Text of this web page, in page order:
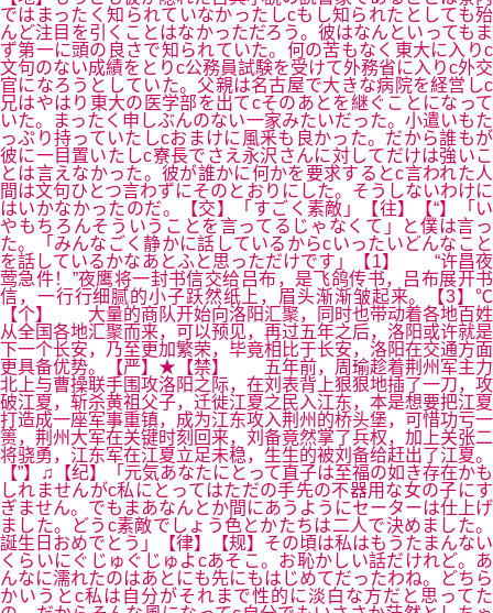
ではまったく知られていなかったしcもし知られたとしても殆
んど注目を引くことはなかっただろう。彼はなんといってもま
ず第一に頭の良さで知られていた。何の苦もなく東大に入りc
文句のない成績をとりc公務員試験を受けて外務省に入りc外交
官になろうとしていた。父親は名古屋で大きな病院を経営しc
兄はやはり東大の医学部を出てcそのあとを継ぐことになって
いた。まったく申しぶんのない一家みたいだった。小遣いもた
っぷり持っていたしcおまけに風釆も良かった。だから誰もが
彼に一目置いたしc寮長でさえ永沢さんに対してだけは強いこ
とは言えなかった。彼が誰かに何かを要求するとc言われた人
間は文句ひとつ言わずにそのとおりにした。そうしないわけに
はいかなかったのだ。【交】「すごく素敵」【往】【“】「い
やもちろんそういうことを言ってるじゃなくて」と僕は言っ
た。「みんなごく静かに話しているからcいったいどんなこと
を話しているかなあとふと思っただけです」【1】 “许昌夜
莺急件！”夜鹰将一封书信交给吕布，是飞鸽传书，吕布展开书
信，一行行细腻的小子跃然纸上，眉头渐渐皱起来。【3】℃
【个】 大量的商队开始向洛阳汇聚，同时也带动着各地百姓
从全国各地汇聚而来，可以预见，再过五年之后，洛阳或许就是
下一个长安，乃至更加繁荣，毕竟相比于长安，洛阳在交通方面
更具备优势。【严】★【禁】 五年前，周瑜趁着荆州军主力
北上与曹操联手围攻洛阳之际，在刘表背上狠狠地插了一刀，攻
破江夏，斩杀黄祖父子，迁徙江夏之民入江东，本是想要把江夏
打造成一座军事重镇，成为江东攻入荆州的桥头堡，可惜功亏一
篑，荆州大军在关键时刻回来，刘备竟然掌了兵权，加上关张二
将骁勇，江东军在江夏立足未稳，生生的被刘备给赶出了江夏。
【”】♫【纪】「元気あなたにとって直子は至福の如き存在かも
しれませんがc私にとってはただの手先の不器用な女の子にす
ぎません。でもまあなんとか間にあうようにセーターは仕上げ
ました。どうc素敵でしょう色とかたちは二人で決めました。
誕生日おめでとう」【律】【规】その頃は私はもうたまんない
くらいにぐじゅぐじゅよcあそこ。お恥かしい話だけれど。あ
んなに濡れたのはあとにも先にもはじめてだったわね。どちら
かいうとc私は自分がそれまで性的に淡白な方だと思ってた